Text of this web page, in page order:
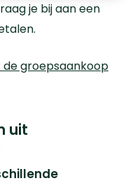
je bij aan een
groepsaankoop
uit